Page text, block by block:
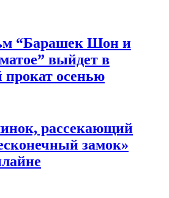
“Барашек Шон и
выйдет в
прокат осенью
рассекающий
замок»